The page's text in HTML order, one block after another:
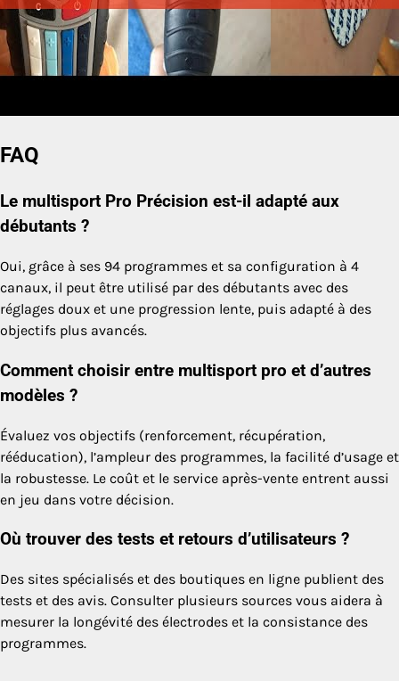
FAQ
Le multisport Pro Précision est-il adapté aux
débutants ?
Oui, grâce à ses 94 programmes et sa configuration à 4
canaux, il peut être utilisé par des débutants avec des
réglages doux et une progression lente, puis adapté à des
objectifs plus avancés.
Comment choisir entre multisport pro et d’autres
modèles ?
Évaluez vos objectifs (renforcement, récupération,
rééducation), l’ampleur des programmes, la facilité d’usage et
la robustesse. Le coût et le service après-vente entrent aussi
en jeu dans votre décision.
Où trouver des tests et retours d’utilisateurs ?
Des sites spécialisés et des boutiques en ligne publient des
tests et des avis. Consulter plusieurs sources vous aidera à
mesurer la longévité des électrodes et la consistance des
programmes.